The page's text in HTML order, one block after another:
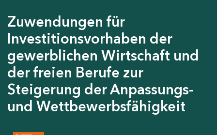
Zuwendungen für
Investitionsvorhaben der
gewerblichen Wirtschaft und
der freien Berufe zur
Steigerung der Anpassungs-
und Wettbewerbsfähigkeit